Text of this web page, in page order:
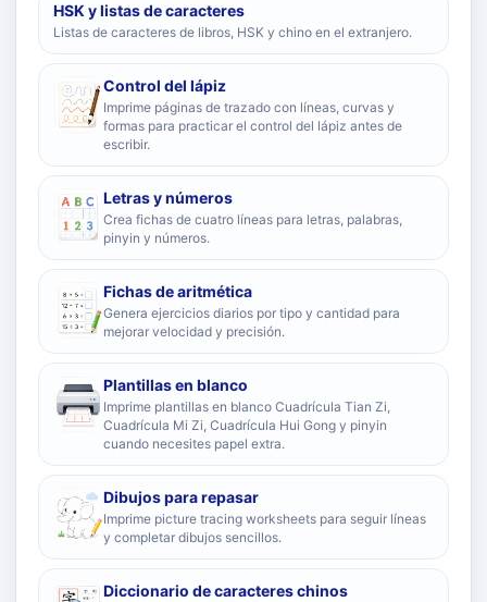
HSK y listas de caracteres
Listas de caracteres de libros, HSK y chino en el extranjero.
Control del lápiz
Imprime páginas de trazado con líneas, curvas y
formas para practicar el control del lápiz antes de
escribir.
Letras y números
Crea fichas de cuatro líneas para letras, palabras,
pinyin y números.
Fichas de aritmética
Genera ejercicios diarios por tipo y cantidad para
mejorar velocidad y precisión.
Plantillas en blanco
Imprime plantillas en blanco Cuadrícula Tian Zi,
Cuadrícula Mi Zi, Cuadrícula Hui Gong y pinyin
cuando necesites papel extra.
Dibujos para repasar
Imprime picture tracing worksheets para seguir líneas
y completar dibujos sencillos.
Diccionario de caracteres chinos